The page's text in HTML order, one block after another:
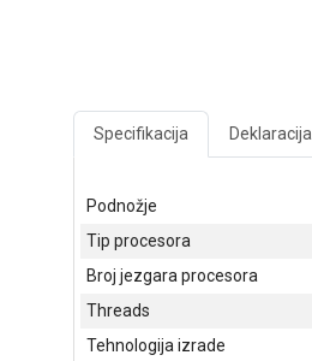
Specifikacija Deklaracija
Podnožje
Tip procesora
Broj jezgara procesora
Threads
Tehnologija izrade